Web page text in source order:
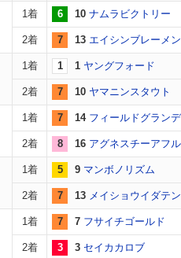
1着 6 10 ナムラビクトリー
2着 7 13 エイシンブレーメン
1着 1 1 ヤングフォード
2着 7 10 ヤマニンスタウト
1着 7 14 フィールドグランデ
2着 8 16 アグネスチーアフル
1着 5 9 マンボノリズム
2着 7 13 メイショウイダテン
1着 7 7 フサイチゴールド
2着 3 3 セイカカロブ